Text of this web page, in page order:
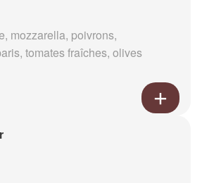
mozzarella, poivrons,
tomates fraîches, olives